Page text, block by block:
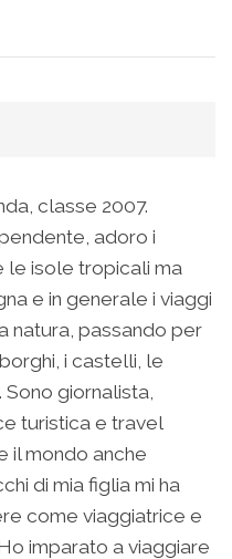
classe 2007.
adoro i
le isole tropicali ma
e in generale i viaggi
natura, passando per
i castelli, le
giornalista,
turistica e travel
il mondo anche
di mia figlia mi ha
come viaggiatrice e
imparato a viaggiare